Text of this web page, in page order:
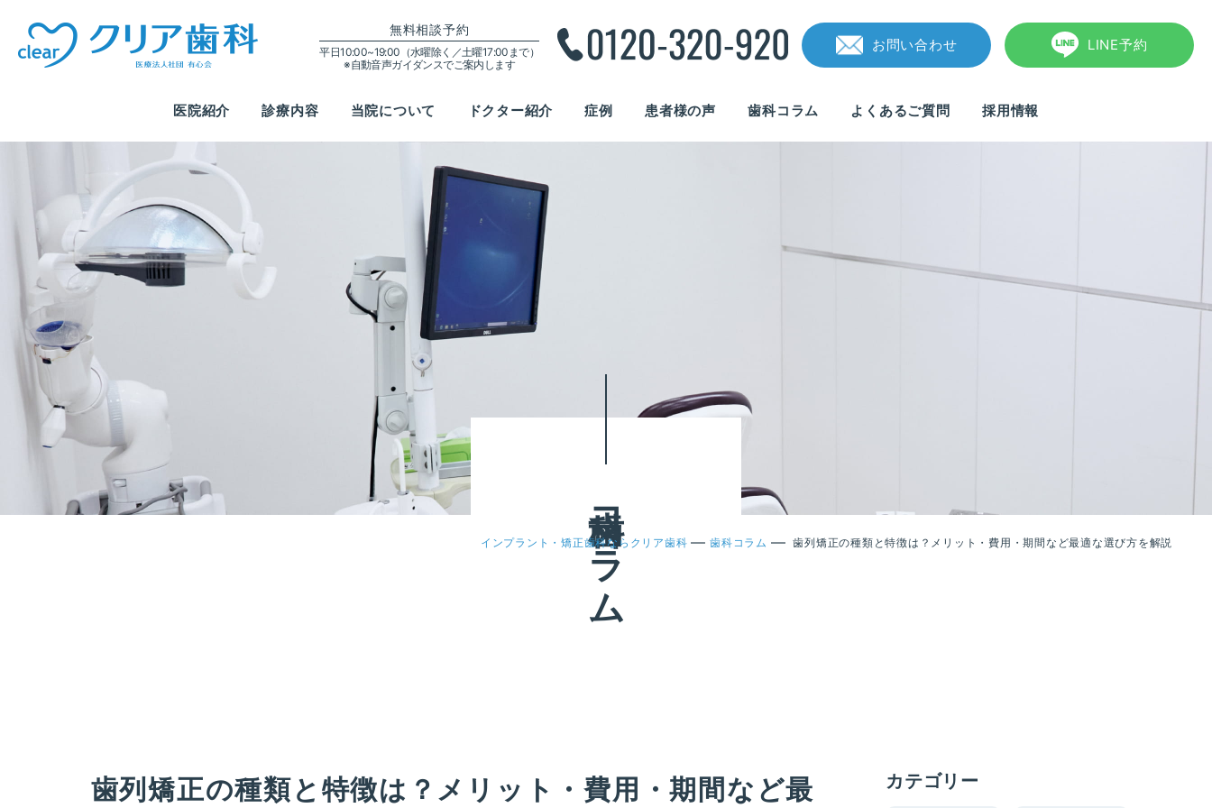
無料相談予約
平日10:00~19:00（水曜除く／土曜17:00まで）
※自動音声ガイダンスでご案内します
お問い合わせ LINE予約
医院紹介 診療内容 当院について ドクター紹介 症例 患者様の声 歯科コラム よくあるご質問 採用情報
歯科コラム
インプラント・矯正歯科ならクリア歯科 — 歯科コラム — 歯列矯正の種類と特徴は？メリット・費用・期間など最適な選び方を解説
歯列矯正の種類と特徴は？メリット・費用・期間など最 カテゴリー